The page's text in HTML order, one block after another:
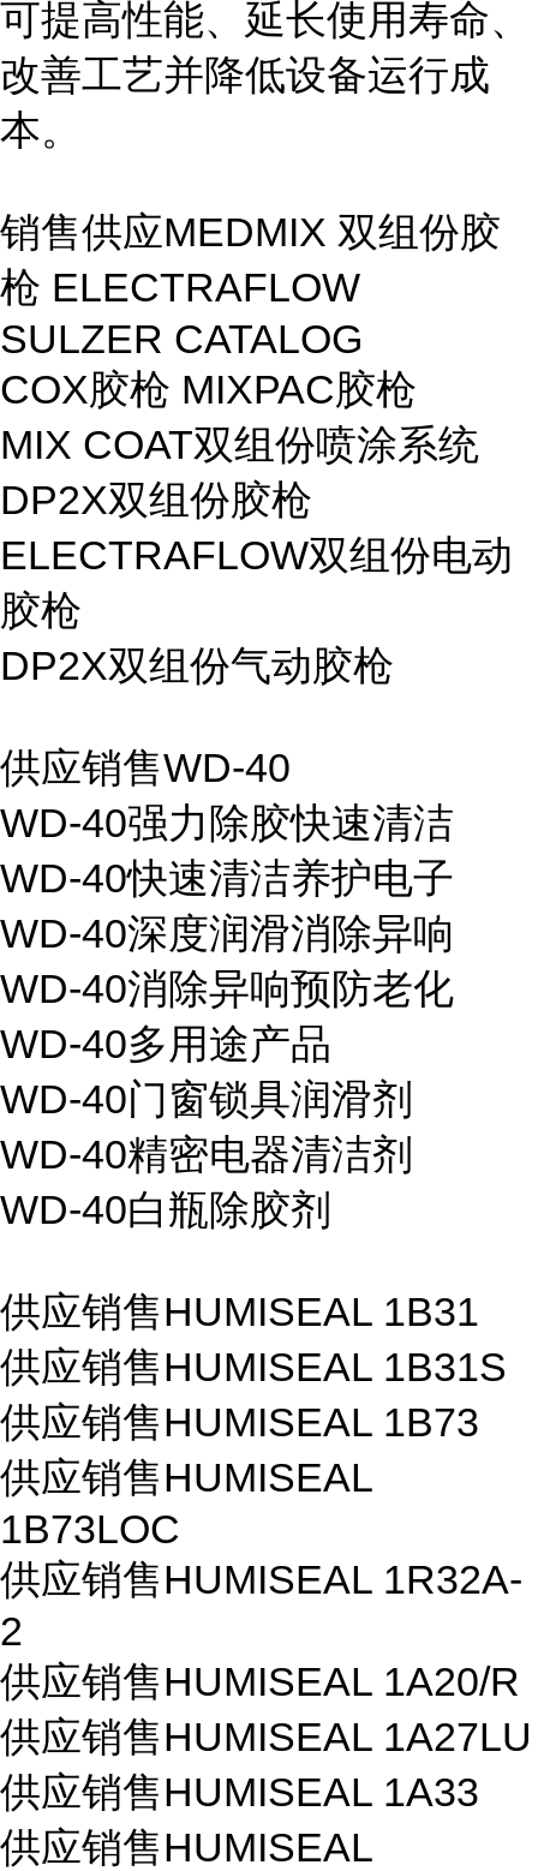
可提高性能、延长使用寿命、
改善工艺并降低设备运行成
本。
销售供应MEDMIX 双组份胶
枪 ELECTRAFLOW
SULZER CATALOG
COX胶枪 MIXPAC胶枪
MIX COAT双组份喷涂系统
DP2X双组份胶枪
ELECTRAFLOW双组份电动
胶枪
DP2X双组份气动胶枪
供应销售WD-40
WD-40强力除胶快速清洁
WD-40快速清洁养护电子
WD-40深度润滑消除异响
WD-40消除异响预防老化
WD-40多用途产品
WD-40门窗锁具润滑剂
WD-40精密电器清洁剂
WD-40白瓶除胶剂
供应销售HUMISEAL 1B31
供应销售HUMISEAL 1B31S
供应销售HUMISEAL 1B73
供应销售HUMISEAL
1B73LOC
供应销售HUMISEAL 1R32A-
2
供应销售HUMISEAL 1A20/R
供应销售HUMISEAL 1A27LU
供应销售HUMISEAL 1A33
供应销售HUMISEAL